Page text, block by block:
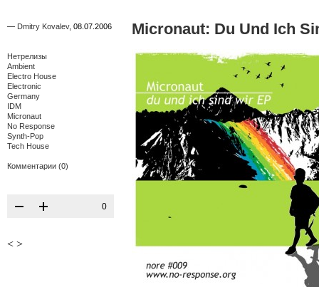
— Dmitry Kovalev, 08.07.2006
Нетрелизы
Ambient
Electro House
Electronic
Germany
IDM
Micronaut
No Response
Synth-Pop
Tech House
Комментарии (0)
0
< >
Micronaut: Du Und Ich